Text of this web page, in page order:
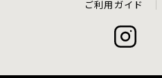
ご利用ガイド